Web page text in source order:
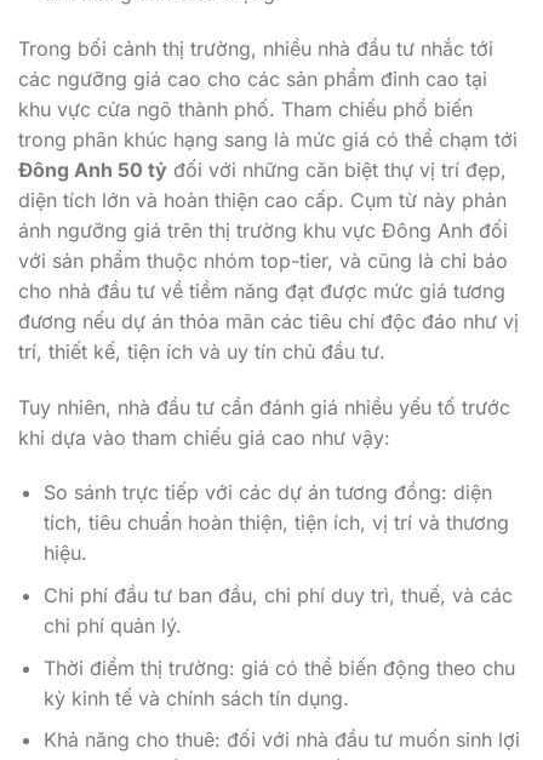
khu vực cửa ngõ thành phố. Tham chiếu phổ biến
trong phân khúc hạng sang là mức giá có thể chạm tới
Đông Anh 50 tỷđối với những căn biệt thự vị trí đẹp,
diện tích lớn và hoàn thiện cao cấp. Cụm từ này phản
ánh ngưỡng giá trên thị trường khu vực Đông Anh đối
với sản phẩm thuộc nhóm top-tier, và cũng là chỉ báo
cho nhà đầu tư về tiềm năng đạt được mức giá tương
đương nếu dự án thỏa mãn các tiêu chí độc đáo như vị
trí, thiết kế, tiện ích và uy tín chủ đầu tư.
Tuy nhiên, nhà đầu tư cần đánh giá nhiều yếu tố trước
So sánh trực tiếp với các dự án tương đồng: diện
hiệu.
Chi phí đầu tư ban đầu, chi phí duy trì, thuế, và các
chi phí quản lý.
Thời điểm thị trường: giá có thể biến động theo chu
kỳ kinh tế và chính sách tín dụng.
Khả năng cho thuê: đối với nhà đầu tư muốn sinh lợi
từ cho thuê, cần đánh giá nhu cầu thuê của nhóm
khách hàng cao cấp trong khu vực.